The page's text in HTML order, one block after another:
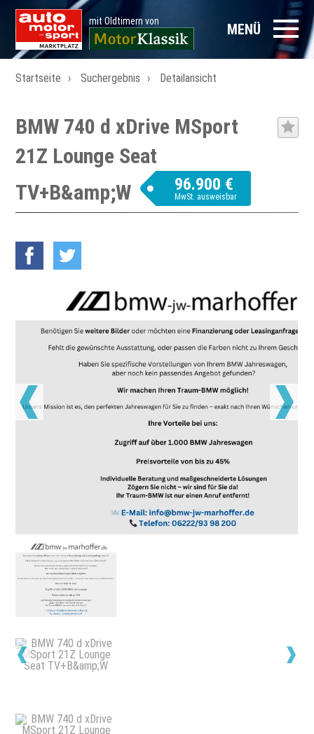
mit Oldtimern von MENÜ
Startseite Suchergebnis Detailansicht
BMW 740 d xDrive MSport
21Z Lounge Seat
TV+B&amp;W
96.900 €
MwSt. ausweisbar